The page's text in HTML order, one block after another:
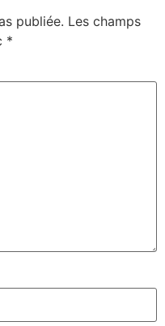
publiée. Les champs
*